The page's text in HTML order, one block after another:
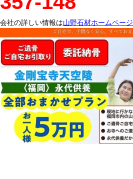
会社の詳しい情報は山野石材ホームページ